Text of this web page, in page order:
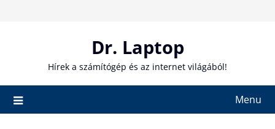
Dr. Laptop
Hírek a számítógép és az internet világából!
Menu